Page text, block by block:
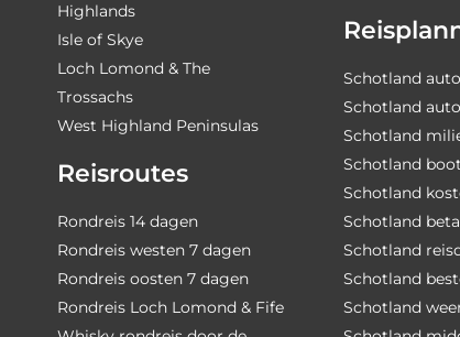
Highlands
Isle of Skye
Loch Lomond & The
Trossachs
West Highland Peninsulas
Reisroutes
Rondreis 14 dagen
Rondreis westen 7 dagen
Rondreis oosten 7 dagen
Rondreis Loch Lomond & Fife
Schotland
Schotland
Schotland
Schotland
Schotland
Schotland
Schotland
Schotland
Schotland